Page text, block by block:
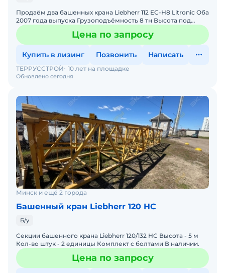
Продаём два башенных крана Liebherr 112 EC-H8 Litronic Оба
2007 года выпуска Грузоподъёмность 8 тн Высота под
Цена по запросу
Купить в лизинг Позвонить Написать
Обновлено сегодня
ТЕРРУССТРОЙ 10 лет на площадке
Минск и ещё 2 города
Башенный кран Liebherr 120 HC
Б/у
Секции башенного крана Liebherr 120/132 HC Высота - 5 м
Кол-во штук - 2 единицы Комплект с болтами В наличии.
Цена по запросу